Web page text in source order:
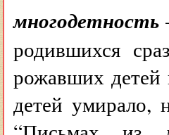
многодетность
родившихся
рожавших
детей умирало,